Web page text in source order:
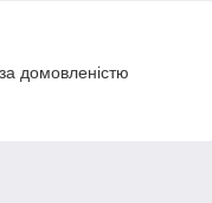
домовленістю